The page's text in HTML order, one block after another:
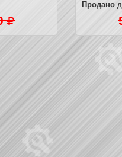
Продано